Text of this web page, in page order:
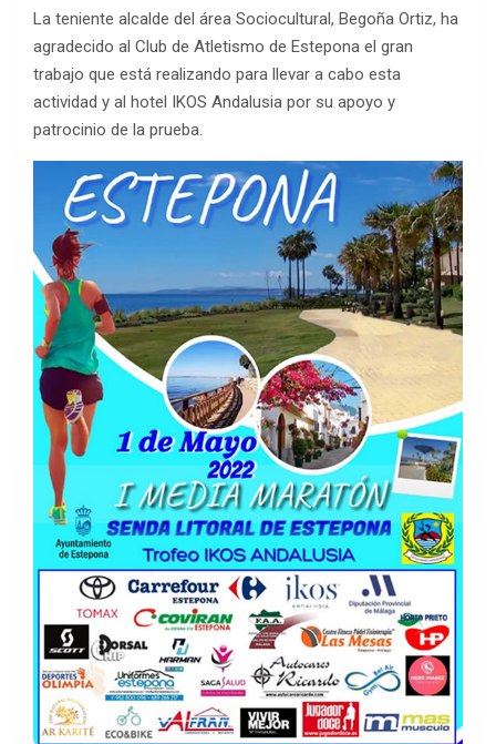
La teniente alcalde del área Sociocultural, Begoña Ortiz, ha
agradecido al Club de Atletismo de Estepona el gran
trabajo que está realizando para llevar a cabo esta
actividad y al hotel IKOS Andalusia por su apoyo y
patrocinio de la prueba.